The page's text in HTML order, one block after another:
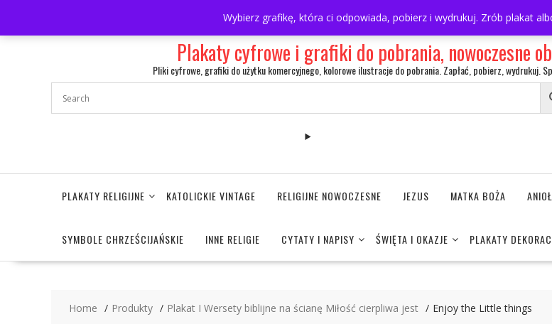
Wybierz grafikę, która ci odpowiada, pobierz i wydrukuj. Zrób plakat
content
Plakaty cyfrowe i grafiki do pobrania, nowoczesne
Pliki cyfrowe, grafiki do użytku komercyjnego, kolorowe ilustracje do pobrania. Zapłać, pobierz, wydrukuj.
PLAKATY RELIGIJNE KATOLICKIE VINTAGE RELIGIJNE NOWOCZESNE JEZUS MATKA BOŻA
SYMBOLE CHRZEŚCIJAŃSKIE INNE RELIGIE CYTATY I NAPISY ŚWIĘTA I OKAZJE PLAKATY
Home Produkty Plakat I Wersety biblijne na ścianę Miłość cierpliwa jest Enjoy the Little things